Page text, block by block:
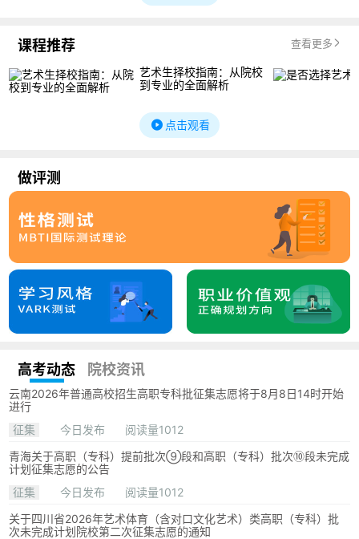
课程推荐 查看更多
艺术生择校指南：从院校
到专业的全面解析
点击观看
做评测
高考动态 院校资讯
云南2026年普通高校招生高职专科批征集志愿将于8月8日14时开始
进行
征集
今日发布
阅读量1012
青海关于高职（专科）提前批次⑨段和高职（专科）批次⑩段未完成
计划征集志愿的公告
征集
今日发布
阅读量1012
关于四川省2026年艺术体育（含对口文化艺术）类高职（专科）批
次未完成计划院校第二次征集志愿的通知